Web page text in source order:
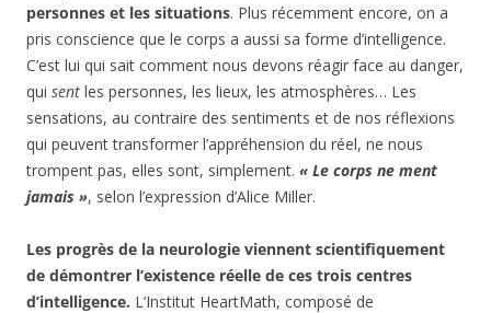
personnes et les situations. Plus récemment encore, on a
pris conscience que le corps a aussi sa forme d’intelligence.
C’est lui qui sait comment nous devons réagir face au danger,
qui sent les personnes, les lieux, les atmosphères… Les
sensations, au contraire des sentiments et de nos réflexions
qui peuvent transformer l’appréhension du réel, ne nous
trompent pas, elles sont, simplement. « Le corps ne ment
jamais », selon l’expression d’Alice Miller.
Les progrès de la neurologie viennent scientifiquement
de démontrer l’existence réelle de ces trois centres
d’intelligence. L’Institut HeartMath, composé de